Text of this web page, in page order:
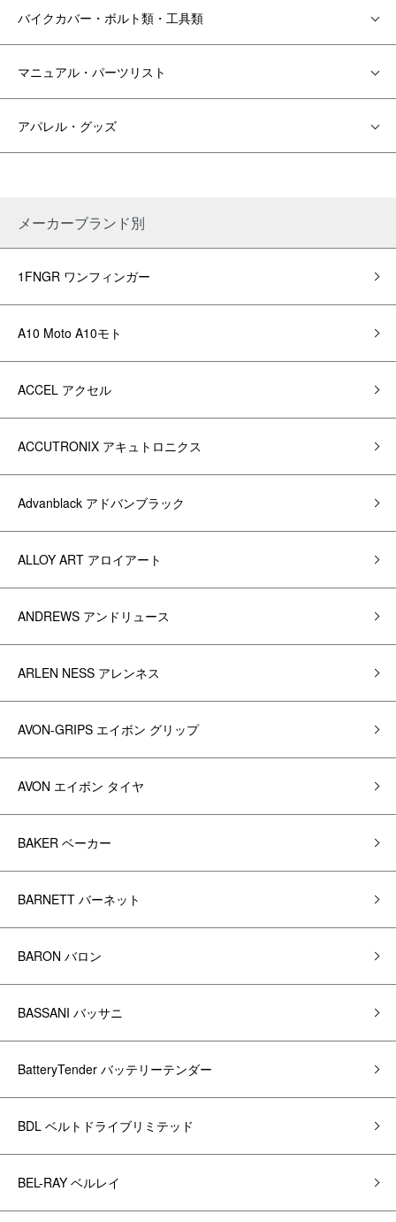
バイクカバー・ボルト類・工具類
マニュアル・パーツリスト
アパレル・グッズ
メーカーブランド別
1FNGR ワンフィンガー
A10 Moto A10モト
ACCEL アクセル
ACCUTRONIX アキュトロニクス
Advanblack アドバンブラック
ALLOY ART アロイアート
ANDREWS アンドリュース
ARLEN NESS アレンネス
AVON-GRIPS エイボン グリップ
AVON エイボン タイヤ
BAKER ベーカー
BARNETT バーネット
BARON バロン
BASSANI バッサニ
BatteryTender バッテリーテンダー
BDL ベルトドライブリミテッド
BEL-RAY ベルレイ